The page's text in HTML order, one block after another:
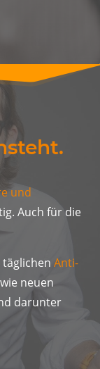
und
Auch für die
Anti-
neuen
darunter